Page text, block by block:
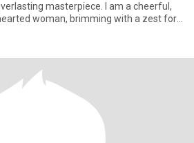
masterpiece. I am a cheerful,
woman, brimming with a zest for